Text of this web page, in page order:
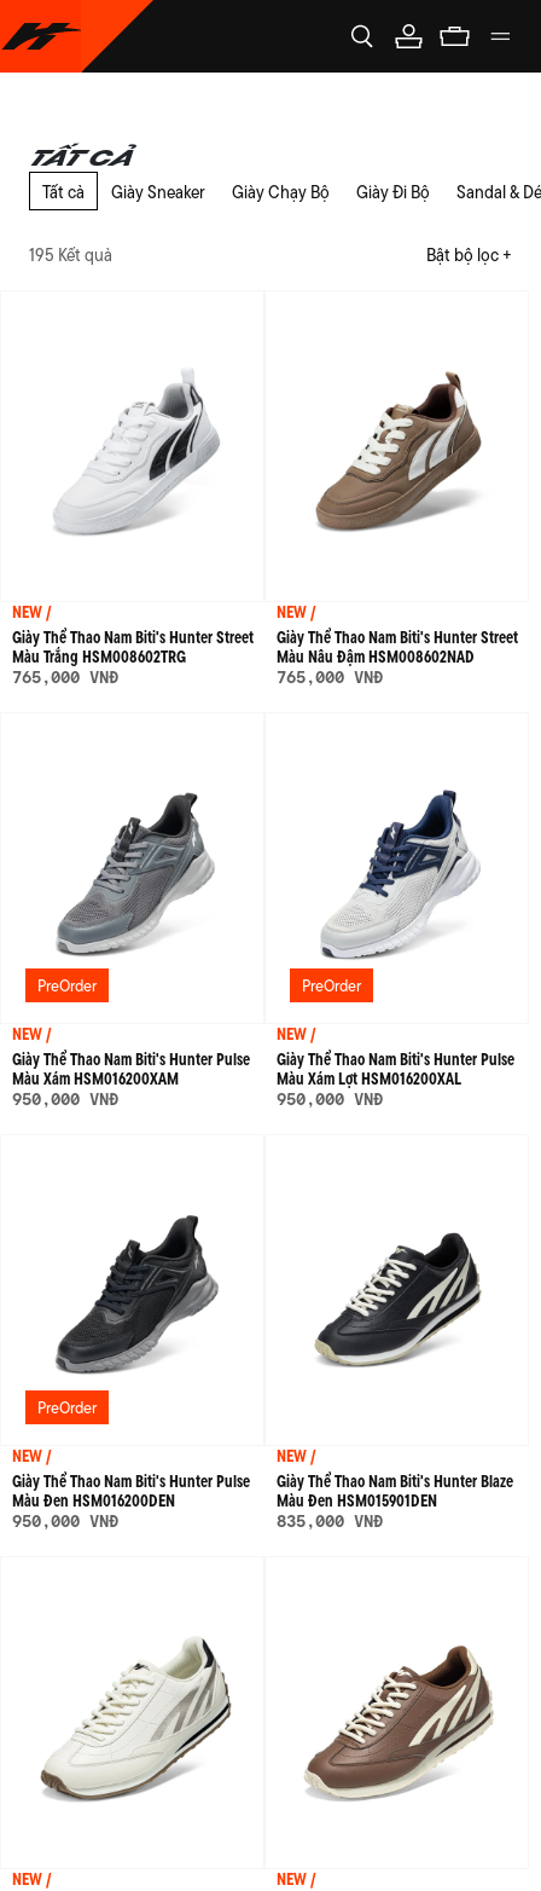
Tất cả
Tất cả Giày Sneaker Giày Chạy Bộ Giày Đi Bộ Sandal &
Bật bộ lọc +
195 Kết quả
NEW /
Giày Thể Thao Nam Biti's Hunter Street
Màu Trắng HSM008602TRG
765,000 VNĐ
NEW /
Giày Thể Thao Nam Biti's Hunter Street
Màu Nâu Đậm HSM008602NAD
765,000 VNĐ
PreOrder
NEW /
Giày Thể Thao Nam Biti's Hunter Pulse
Màu Xám HSM016200XAM
950,000 VNĐ
PreOrder
NEW /
Giày Thể Thao Nam Biti's Hunter Pulse
Màu Xám Lợt HSM016200XAL
950,000 VNĐ
PreOrder
NEW /
Giày Thể Thao Nam Biti's Hunter Pulse
Màu Đen HSM016200DEN
950,000 VNĐ
NEW /
Giày Thể Thao Nam Biti's Hunter Blaze
Màu Đen HSM015901DEN
835,000 VNĐ
NEW /
NEW /